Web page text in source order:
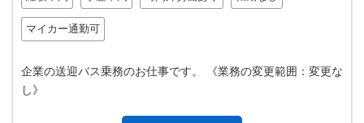
マイカー通勤可
企業の送迎バス乗務のお仕事です。 《業務の変更範囲：変更な
し》